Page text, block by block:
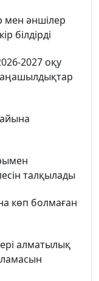
мен әншілер
білдірді
2027 оқу
талқылады
көп болмаған
алматылық